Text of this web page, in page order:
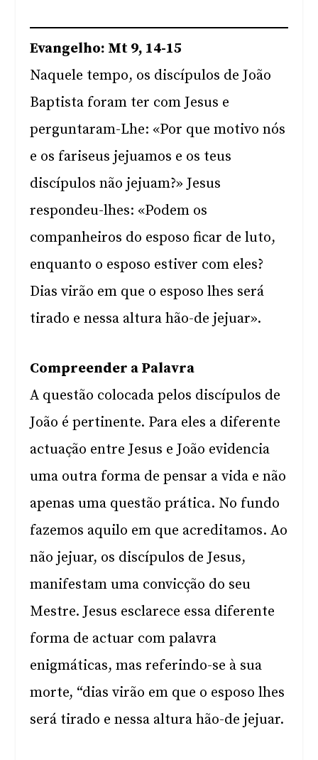
Evangelho: Mt 9, 14-15
Naquele tempo, os discípulos de João
Baptista foram ter com Jesus e
perguntaram-Lhe: «Por que motivo nós
e os fariseus jejuamos e os teus
discípulos não jejuam?» Jesus
respondeu-lhes: «Podem os
companheiros do esposo ficar de luto,
enquanto o esposo estiver com eles?
Dias virão em que o esposo lhes será
tirado e nessa altura hão-de jejuar».
Compreender a Palavra
A questão colocada pelos discípulos de
João é pertinente. Para eles a diferente
actuação entre Jesus e João evidencia
uma outra forma de pensar a vida e não
apenas uma questão prática. No fundo
fazemos aquilo em que acreditamos. Ao
não jejuar, os discípulos de Jesus,
manifestam uma convicção do seu
Mestre. Jesus esclarece essa diferente
forma de actuar com palavra
enigmáticas, mas referindo-se à sua
morte, “dias virão em que o esposo lhes
será tirado e nessa altura hão-de jejuar.